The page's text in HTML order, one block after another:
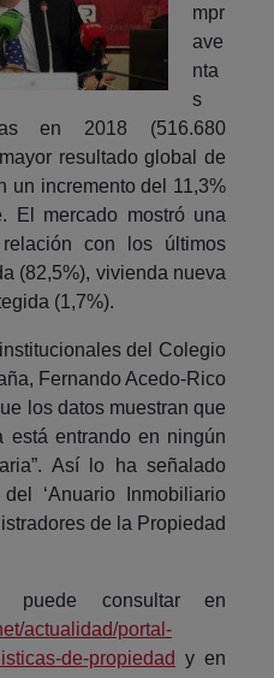
mpr
ave
nta
s
en 2018 (516.680
resultado global de
un incremento del 11,3%
El mercado mostró una
con los últimos
(82,5%), vivienda nueva
(1,7%).
del Colegio
Fernando Acedo-Rico
los datos muestran que
está entrando en ningún
Así lo ha señalado
‘Anuario Inmobiliario
de la Propiedad
consultar en
actualidad/portal-
de-propiedad y en